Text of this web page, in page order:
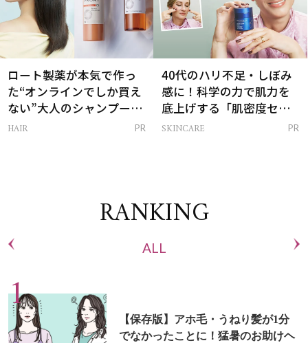
ロート製薬が本気で作っ
た“オンラインでしか買え
ない”大人のシャンプー＆
トリートメントって？
HAIR PR
40代のハリ不足・しぼみ
感に！科学の力で肌力を
底上げする「肌密度セラ
ム」
SKINCARE PR
RANKING
ALL
【保存版】アホ毛・うねり髪が1分
でなかったことに！猛暑のお助けヘ